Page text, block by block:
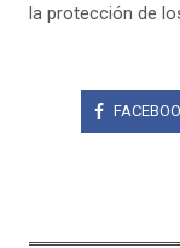
la protección de